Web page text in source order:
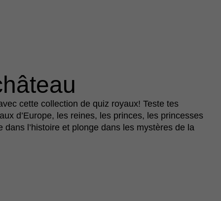
cette collection de quiz royaux! Teste tes
d’Europe, les reines, les princes, les princesses
dans l’histoire et plonge dans les mystères de la